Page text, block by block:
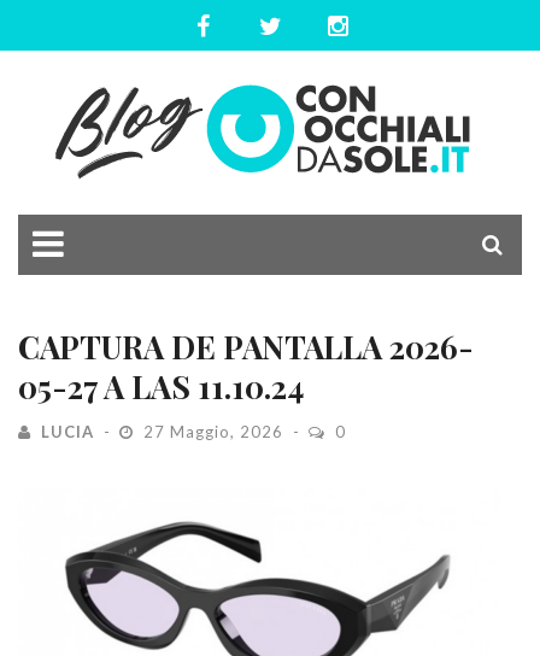
CAPTURA DE PANTALLA 2026-
05-27 A LAS 11.10.24
LUCIA 27 Maggio, 2026 0